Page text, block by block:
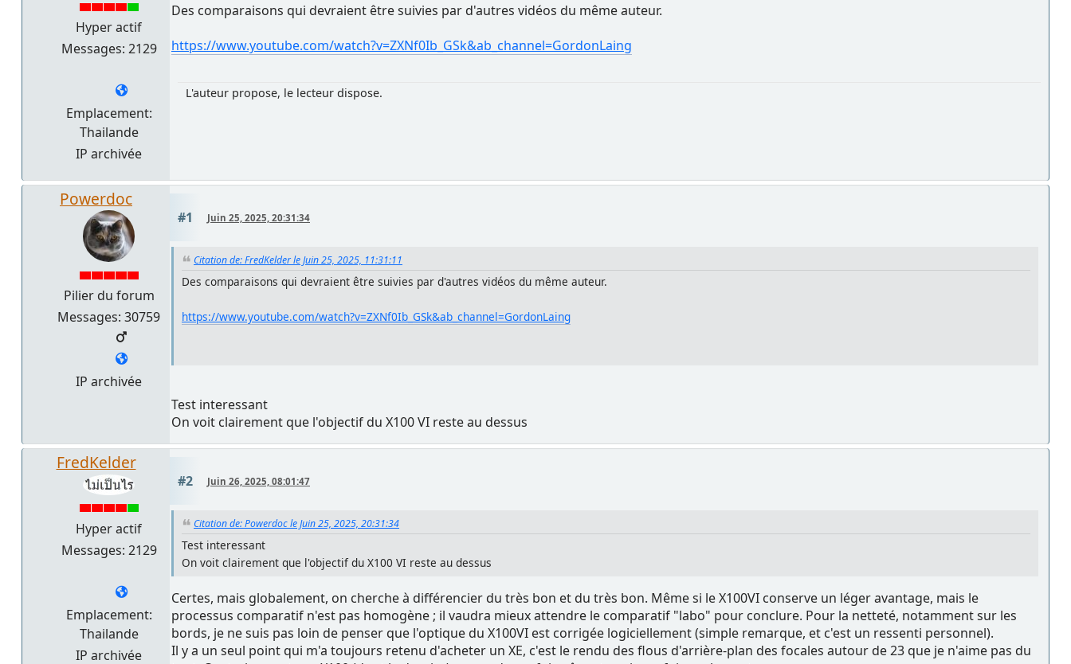
Hyper actif
Messages: 2129
Emplacement:
Thailande
IP archivée
Des comparaisons qui devraient être suivies par d'autres vidéos du même auteur.
https://www.youtube.com/watch?v=ZXNf0Ib_GSk&ab_channel=GordonLaing
L'auteur propose, le lecteur dispose.
Powerdoc
Pilier du forum
Messages: 30759
IP archivée
#1 Juin 25, 2025, 20:31:34
Citation de: FredKelder le Juin 25, 2025, 11:31:11
Des comparaisons qui devraient être suivies par d'autres vidéos du même auteur.
https://www.youtube.com/watch?v=ZXNf0Ib_GSk&ab_channel=GordonLaing
Test interessant
On voit clairement que l'objectif du X100 VI reste au dessus
FredKelder
Hyper actif
Messages: 2129
Emplacement:
Thailande
IP archivée
#2 Juin 26, 2025, 08:01:47
Citation de: Powerdoc le Juin 25, 2025, 20:31:34
Test interessant
On voit clairement que l'objectif du X100 VI reste au dessus
Certes, mais globalement, on cherche à différencier du très bon et du très bon. Même si le X100VI conserve un léger avantage, mais le
processus comparatif n'est pas homogène ; il vaudra mieux attendre le comparatif "labo" pour conclure. Pour la netteté, notamment sur les
bords, je ne suis pas loin de penser que l'optique du X100VI est corrigée logiciellement (simple remarque, et c'est un ressenti personnel).
Il y a un seul point qui m'a toujours retenu d'acheter un XE, c'est le rendu des flous d'arrière-plan des focales autour de 23 que je n'aime pas du